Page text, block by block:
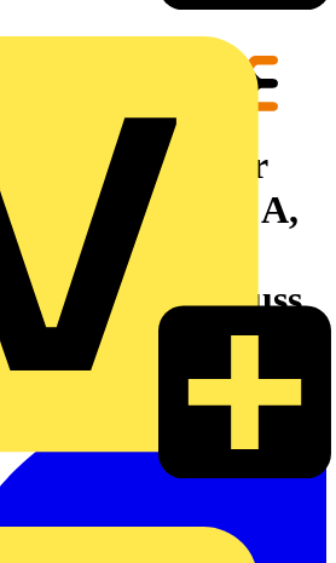
320 V, 18 A,
5.00, 4 mm²,